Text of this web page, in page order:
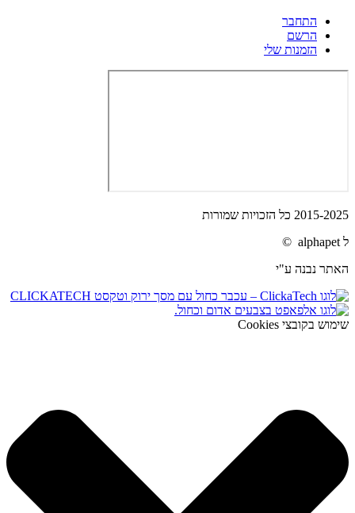
התחבר
הרשם
הזמנות שלי
2015-2025 כל הזכויות שמורות
ל alphapet ©
האתר נבנה ע"י
שימוש בקובצי Cookies